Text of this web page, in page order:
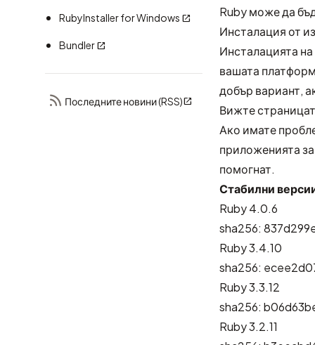
RubyInstaller for Windows
Bundler
Последните новини (RSS)
Ruby може да
Инсталация от
Инсталацията
вашата
добър вариант,
Вижте
Ако имате
приложенията
помогнат.
Стабилни
Ruby 4.0.6
sha256:
Ruby 3.4.10
sha256:
Ruby 3.3.12
sha256:
Ruby 3.2.11